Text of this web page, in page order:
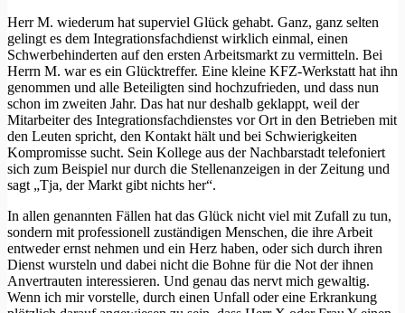
Herr M. wiederum hat superviel Glück gehabt. Ganz, ganz selten
gelingt es dem Integrationsfachdienst wirklich einmal, einen
Schwerbehinderten auf den ersten Arbeitsmarkt zu vermitteln. Bei
Herrn M. war es ein Glücktreffer. Eine kleine KFZ-Werkstatt hat ihn
genommen und alle Beteiligten sind hochzufrieden, und dass nun
schon im zweiten Jahr. Das hat nur deshalb geklappt, weil der
Mitarbeiter des Integrationsfachdienstes vor Ort in den Betrieben mit
den Leuten spricht, den Kontakt hält und bei Schwierigkeiten
Kompromisse sucht. Sein Kollege aus der Nachbarstadt telefoniert
sich zum Beispiel nur durch die Stellenanzeigen in der Zeitung und
sagt „Tja, der Markt gibt nichts her“.
In allen genannten Fällen hat das Glück nicht viel mit Zufall zu tun,
sondern mit professionell zuständigen Menschen, die ihre Arbeit
entweder ernst nehmen und ein Herz haben, oder sich durch ihren
Dienst wursteln und dabei nicht die Bohne für die Not der ihnen
Anvertrauten interessieren. Und genau das nervt mich gewaltig.
Wenn ich mir vorstelle, durch einen Unfall oder eine Erkrankung